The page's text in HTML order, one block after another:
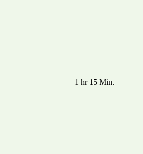
1 hr 15 Min.